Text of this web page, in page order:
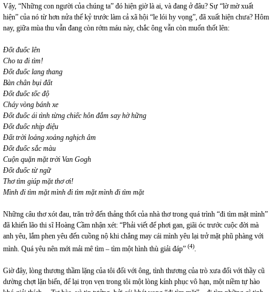
Vậy, “Những con người của chúng ta” đó hiện giờ là ai, và đang ở đâu? Sự “lờ mờ xuất
hiện” của nó từ hơn nửa thế kỷ trước làm cả xã hội “le lói hy vọng”, đã xuất hiện chưa? Hôm
nay, giữa mùa thu vẫn đang còn rớm máu này, chắc ông vẫn còn muốn thốt lên:
Đốt đuốc lên
Cho ta đi tìm!
Đốt đuốc lang thang
Bàn chân bụi đất
Đốt đuốc tốc độ
Cháy vòng bánh xe
Đốt đuốc ái tình từng chiếc hôn đắm say hờ hững
Đốt đuốc nhịp điệu
Đất trời loảng xoảng nghịch âm
Đốt đuốc sắc màu
Cuộn quặn mặt trời Van Gogh
Đốt đuốc từ ngữ
Thơ tìm giúp mặt thơ ơi!
Mình đi tìm mặt mình đi tìm mặt mình đi tìm mặt
Những câu thơ xót đau, trăn trở đến thảng thốt của nhà thơ trong quá trình “đi tìm mặt mình”
đã khiến lão thi sĩ Hoàng Cầm nhận xét: “Phải viết để phơi gan, giãi óc trước cuộc đời mà
anh yêu, lắm phen yêu đến cuồng nộ khi chẳng may cái mình yêu lại trở mặt phũ phàng với
mình. Quá yêu nên mới mải mê tìm – tìm một hình thù giải đáp” (4).
Giờ đây, lòng thương thầm lặng của tôi đối với ông, tình thương của trò xưa đối với thầy cũ
dường chợt lặn biến, để lại trọn vẹn trong tôi một lòng kính phục vô hạn, một niềm tự hào